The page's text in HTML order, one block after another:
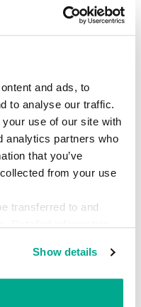
and ads, to
to analyse our traffic.
use of our site with
analytics partners who
that you’ve
from your use
transferred to and
Show details
版ベータ版」に見せかけた